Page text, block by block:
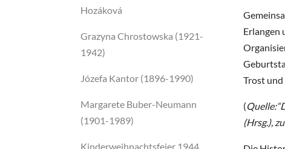
Hozáková
Grazyna Chrostowska (1921-
1942)
Józefa Kantor (1896-1990)
Margarete Buber-Neumann
(1901-1989)
Kinderweihnachtsfeier 1944
Erlangen
Trost und
(
(Hrsg.),